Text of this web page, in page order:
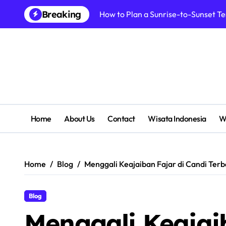
content
Breaking How to Plan a Sunrise-to-Sunset
Home About Us Contact Wisata Indonesia
Home Blog Menggali Keajaiban Fajar di Candi
Blog